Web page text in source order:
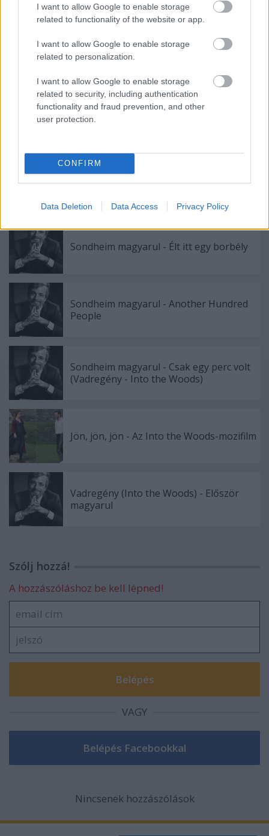
I want to allow Google to enable storage
related to functionality of the website or app.
I want to allow Google to enable storage
related to personalization.
I want to allow Google to enable storage
related to security, including authentication
functionality and fraud prevention, and other
user protection.
CONFIRM
Data Deletion Data Access Privacy Policy
triviális, neked hinned kell benne. Jöjjön a
szíved legmélyéről és olyan óvatosan,
tisztán és szépen mesélj vele arról, mi jár a
fejedben, ahogy csak tudsz
Ajánlott bejegyzések:
Sondheim magyarul - Élt itt egy borbély
Sondheim magyarul - Another Hundred
People
Sondheim magyarul - Csak egy perc volt
(Vadregény - Into the Woods)
Jön, jön, jön - Az Into the Woods-mozifilm
Vadregény (Into the Woods) - Először
magyarul
Szólj hozzá!
A hozzászóláshoz be kell lépned!
VAGY
Nincsenek hozzászólások